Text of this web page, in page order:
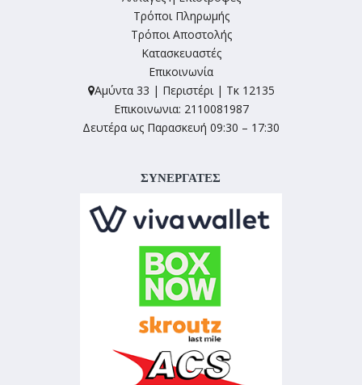
Τρόποι Πληρωμής
Τρόποι Αποστολής
Κατασκευαστές
Επικοινωνία
Αμύντα 33 | Περιστέρι | Τκ 12135
Επικοινωνια: 2110081987
Δευτέρα ως Παρασκευή 09:30 – 17:30
ΣΥΝΕΡΓΑΤΕΣ